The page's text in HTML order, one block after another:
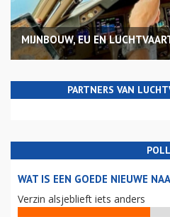
MIJNBOUW, EU EN
PARTNERS VAN
POLL
WAT IS EEN GOEDE NIEUWE
Verzin alsjeblieft iets anders